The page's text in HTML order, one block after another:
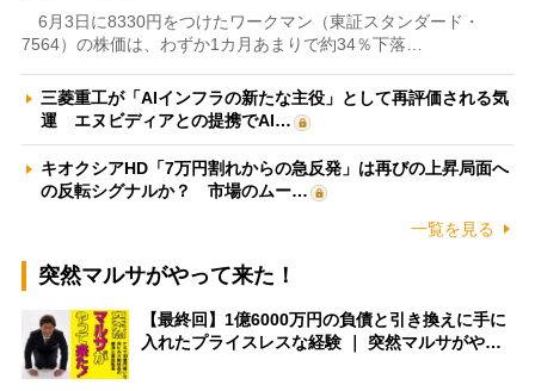
6月3日に8330円をつけたワークマン（東証スタンダード・
7564）の株価は、わずか1カ月あまりで約34％下落…
三菱重工が「AIインフラの新たな主役」として再評価される気
運 エヌビディアとの提携でAI…
キオクシアHD「7万円割れからの急反発」は再びの上昇局面へ
の反転シグナルか？ 市場のムー…
一覧を見る
突然マルサがやって来た！
【最終回】1億6000万円の負債と引き換えに手に
入れたプライスレスな経験 ｜ 突然マルサがや…